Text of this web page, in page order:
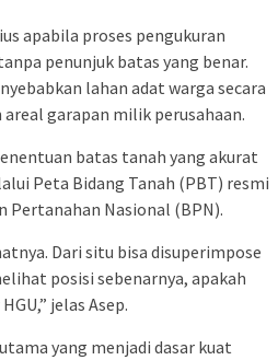
apabila proses pengukuran
penunjuk batas yang benar.
lahan adat warga secara
garapan milik perusahaan.
batas tanah yang akurat
Peta Bidang Tanah (PBT) resmi
Pertanahan Nasional (BPN).
Dari situ bisa disuperimpose
posisi sebenarnya, apakah
jelas Asep.
yang menjadi dasar kuat